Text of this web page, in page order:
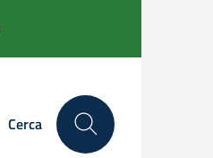
Cerca